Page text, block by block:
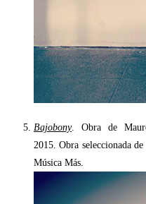
Bajobony. Obra de
2015. Obra seleccionada
Música Más.